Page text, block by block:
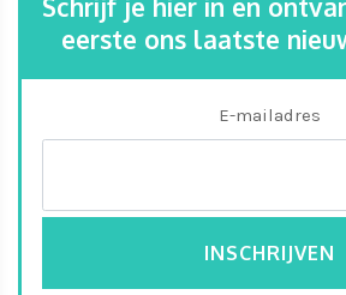
Schrijf je hier in en
eerste ons laatste
E-mailadres